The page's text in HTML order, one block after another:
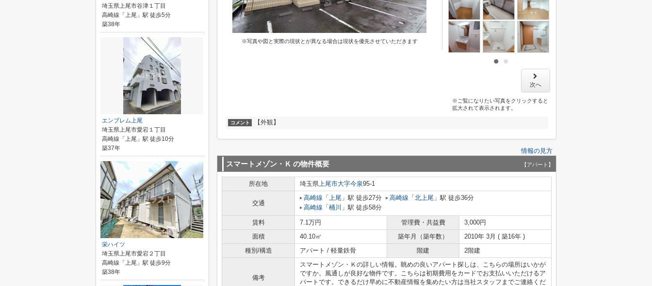
※写真や図と実際の現状とが異なる場合は現状を優先させていただきます
次へ
※ご覧になりたい写真をクリックすると
拡大されて表示されます。
コメント 【外観】
情報の見方
スマートメゾン・Ｋ の物件概要 【アパート】
所在地 埼玉県上尾市大字今泉95-1
交通
高崎線 「 上尾 」駅 徒歩27分 高崎線 「 北上尾 」駅 徒歩36分
高崎線 「 桶川 」駅 徒歩58分
賃料 7.1万円 管理費・共益費
3,000円
面積
40.10㎡ 築年月（築年数）
2010年 3月 ( 築16年 )
種別/構造
アパート / 軽量鉄骨 階建 2階建
備考
スマートメゾン・Ｋの詳しい情報。眺めの良いアパート探しは、こちらの場所はいかが
ですか。風通しが良好な物件です。こちらは初期費用をカードでお支払いいただけるア
パートです。できるだけ早めに不動産情報を集めたい方は当社スタッフまでご連絡くだ
埼玉県上尾市谷津１丁目
高崎線「上尾」駅 徒歩5分
築38年
エンブレム上尾
埼玉県上尾市愛宕１丁目
高崎線「上尾」駅 徒歩10分
築37年
栄ハイツ
埼玉県上尾市愛宕２丁目
高崎線「上尾」駅 徒歩9分
築38年